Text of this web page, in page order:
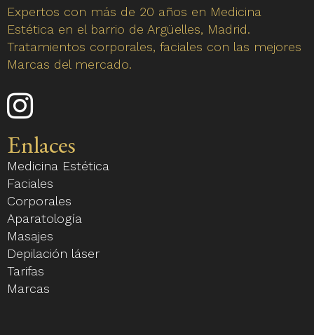
Expertos con más de 20 años en Medicina
Estética en el barrio de Argüelles, Madrid.
Tratamientos corporales, faciales con las mejores
Marcas del mercado.
Enlace
a
nuestro
perfil
de
Instagram
Enlaces
Medicina Estética
Faciales
Corporales
Aparatología
Masajes
Depilación láser
Tarifas
Marcas